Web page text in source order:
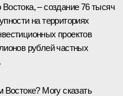
– создание 76 тысяч
на территориях
проектов
рублей частных
Востоке? Могу сказать